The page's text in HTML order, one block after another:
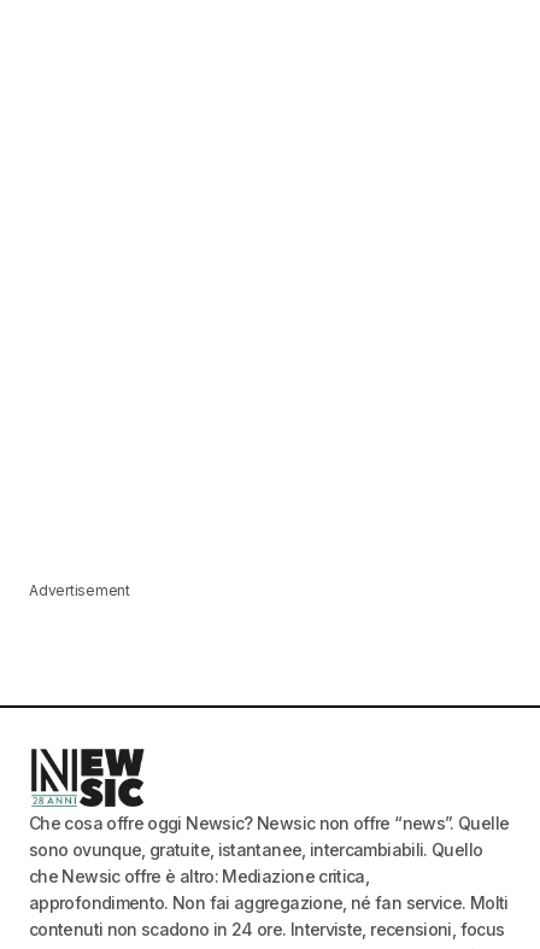
Advertisement
Che cosa offre oggi Newsic? Newsic non offre “news”. Quelle
sono ovunque, gratuite, istantanee, intercambiabili. Quello
che Newsic offre è altro: Mediazione critica,
approfondimento. Non fai aggregazione, né fan service. Molti
contenuti non scadono in 24 ore. Interviste, recensioni, focus